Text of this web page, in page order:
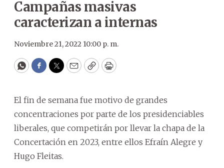
Campañas masivas
caracterizan a internas
Noviembre 21, 2022 10:00 p. m.
WhatsApp
Facebook
Twitter
EmailCopyPrint
El fin de semana fue motivo de grandes
concentraciones por parte de los presidenciables
liberales, que competirán por llevar la chapa de la
Concertación en 2023, entre ellos Efraín Alegre y
Hugo Fleitas.